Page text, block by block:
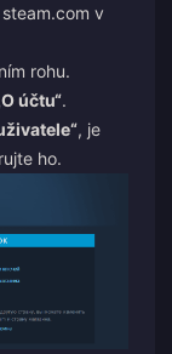
steam.com v
rohu.
účtu“.
, je
ho.